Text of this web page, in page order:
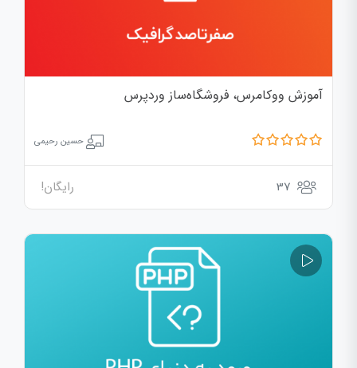
آموزش ووکامرس، فروشگاه‌ساز وردپرس
حسین رحیمی
37 رایگان!